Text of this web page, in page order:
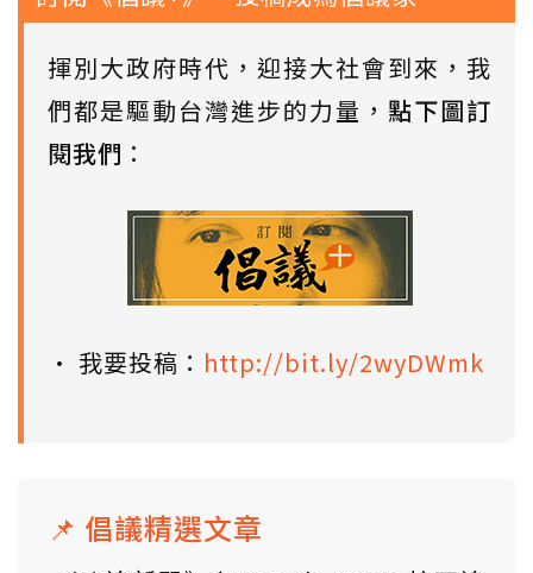
揮別大政府時代，迎接大社會到來，我
們都是驅動台灣進步的力量， 點下圖訂
閱我們 ：
• 我要投稿： http://bit.ly/2wyDWmk
📌 倡議精選文章